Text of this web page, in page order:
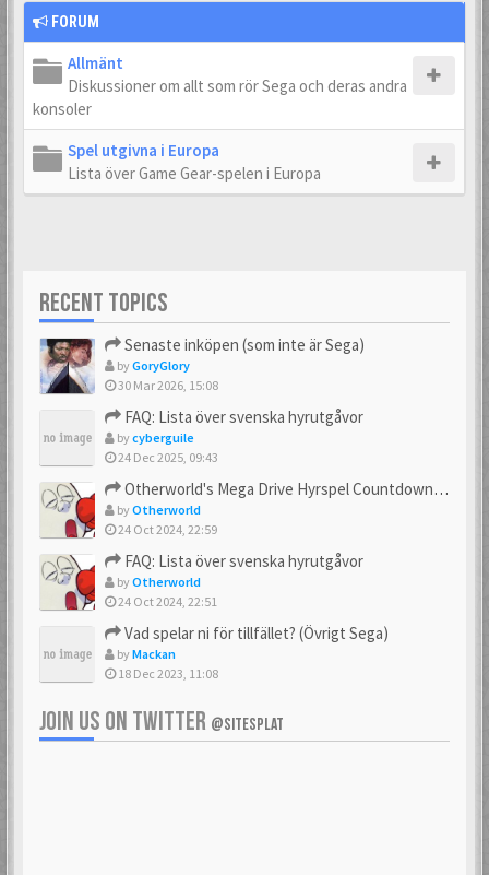
FORUM
Allmänt
Diskussioner om allt som rör Sega och deras andra
konsoler
Spel utgivna i Europa
Lista över Game Gear-spelen i Europa
RECENT TOPICS
Senaste inköpen (som inte är Sega)
byGoryGlory
30 Mar 2026, 15:08
FAQ: Lista över svenska hyrutgåvor
bycyberguile
24 Dec 2025, 09:43
Otherworld's Mega Drive Hyrspel Countdown Tråd!
byOtherworld
24 Oct 2024, 22:59
FAQ: Lista över svenska hyrutgåvor
byOtherworld
24 Oct 2024, 22:51
Vad spelar ni för tillfället? (Övrigt Sega)
byMackan
18 Dec 2023, 11:08
JOIN US ON TWITTER @SITESPLAT